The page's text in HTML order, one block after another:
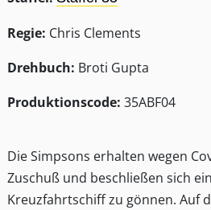
Regie: Chris Clements
Drehbuch: Broti Gupta
Produktionscode: 35ABF04
Die Simpsons erhalten wegen
Zuschuß und beschließen sich
Kreuzfahrtschiff zu gönnen. Auf